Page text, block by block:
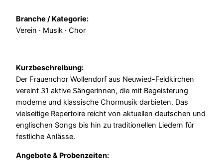
Branche / Kategorie:
Verein · Musik · Chor
Kurzbeschreibung:
Der Frauenchor Wollendorf aus Neuwied-Feldkirchen
vereint 31 aktive Sängerinnen, die mit Begeisterung
moderne und klassische Chormusik darbieten. Das
vielseitige Repertoire reicht von aktuellen deutschen und
englischen Songs bis hin zu traditionellen Liedern für
festliche Anlässe.
Angebote & Probenzeiten: